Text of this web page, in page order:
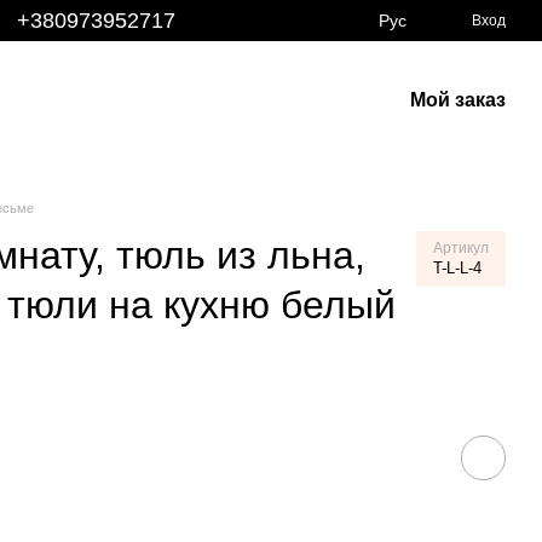
+380973952717 Рус Вход
Мой заказ
тюль из льна,
на кухню белый
Артикул
T-L-L-4